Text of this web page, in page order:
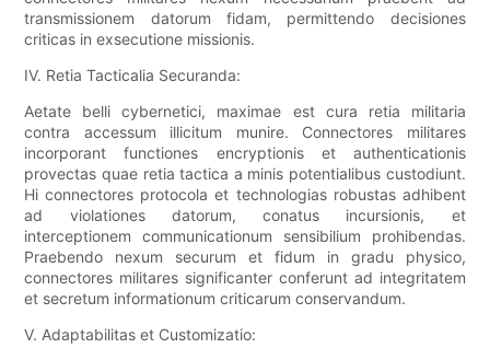
transmissionem datorum fidam, permittendo decisiones
criticas in exsecutione missionis.
IV. Retia Tacticalia Securanda:
Aetate belli cybernetici, maximae est cura retia militaria
contra accessum illicitum munire. Connectores militares
incorporant functiones encryptionis et authenticationis
provectas quae retia tactica a minis potentialibus custodiunt.
Hi connectores protocola et technologias robustas adhibent
ad violationes datorum, conatus incursionis, et
interceptionem communicationum sensibilium prohibendas.
Praebendo nexum securum et fidum in gradu physico,
connectores militares significanter conferunt ad integritatem
et secretum informationum criticarum conservandum.
V. Adaptabilitas et Customizatio: